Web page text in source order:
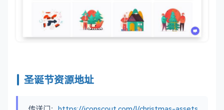
圣诞节资源地址